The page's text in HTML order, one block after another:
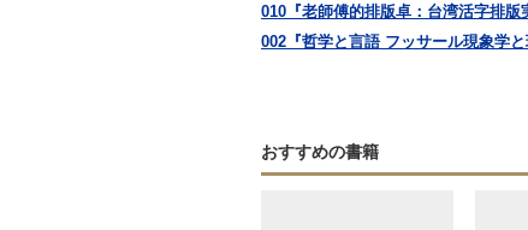
010『老師傅的排版卓：台湾活字排版
002『哲学と言語 フッサール現象学
おすすめの書籍